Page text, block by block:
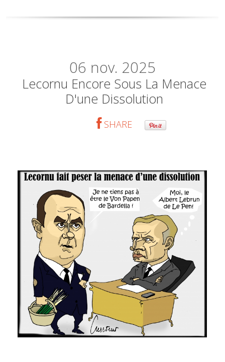
06 nov. 2025
Lecornu Encore Sous La Menace
D'une Dissolution
SHARE